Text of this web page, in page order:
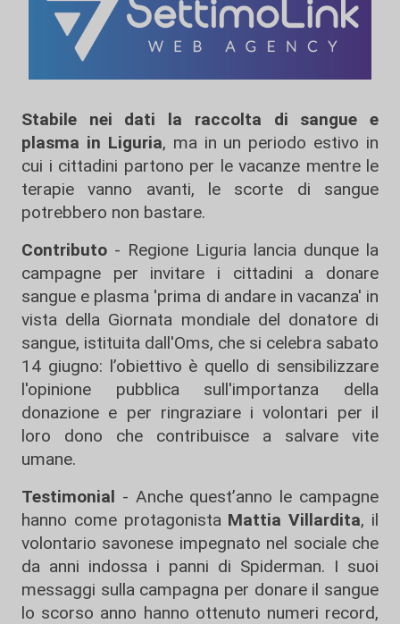
Stabile nei dati la raccolta di sangue e
plasma in Liguria, ma in un periodo estivo in
cui i cittadini partono per le vacanze mentre le
terapie vanno avanti, le scorte di sangue
potrebbero non bastare.
Contributo - Regione Liguria lancia dunque la
campagne per invitare i cittadini a donare
sangue e plasma 'prima di andare in vacanza' in
vista della Giornata mondiale del donatore di
sangue, istituita dall'Oms, che si celebra sabato
14 giugno: l’obiettivo è quello di sensibilizzare
l'opinione pubblica sull'importanza della
donazione e per ringraziare i volontari per il
loro dono che contribuisce a salvare vite
umane.
Testimonial - Anche quest’anno le campagne
hanno come protagonista Mattia Villardita, il
volontario savonese impegnato nel sociale che
da anni indossa i panni di Spiderman. I suoi
messaggi sulla campagna per donare il sangue
lo scorso anno hanno ottenuto numeri record,